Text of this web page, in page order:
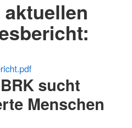
aktuellen
sucht
Menschen